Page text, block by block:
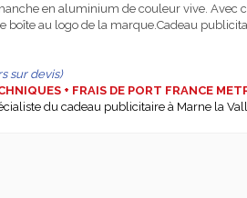
en aluminium de couleur vive.
au logo de la marque.Cadeau
sur devis)
+ FRAIS DE PORT FRANCE
du cadeau publicitaire à Marne la